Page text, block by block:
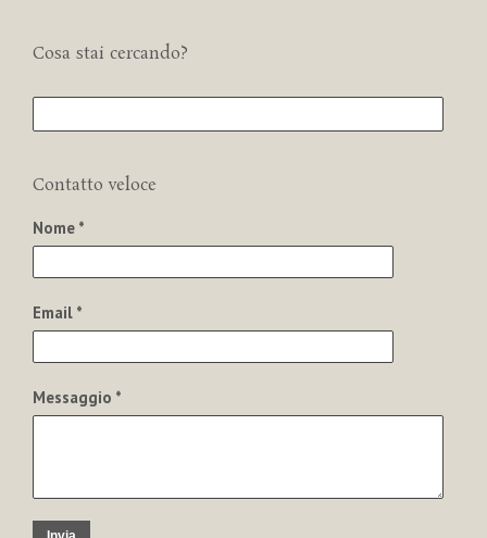
Cosa stai cercando?
Contatto veloce
Nome *
Email *
Messaggio *